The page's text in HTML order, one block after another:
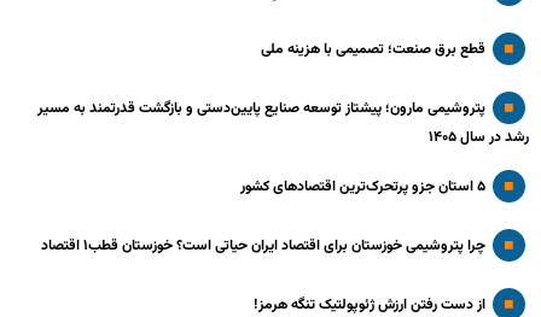
قطع برق صنعت؛ تصمیمی با هزینه ملی
پتروشیمی مارون؛ پیشتاز توسعه صنایع پایین‌دستی و بازگشت قدرتمند به مسیر
رشد در سال ۱۴۰۵
۵ استان جزو پرتحرک‌ترین اقتصاد‌های کشور
چرا پتروشیمی خوزستان برای اقتصاد ایران حیاتی است؟ خوزستان قطب۱ اقتصاد
از دست رفتن ارزش ژئوپولتیک تنگه هرمز!